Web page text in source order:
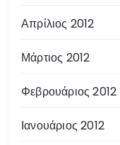
Απρίλιος 2012
Μάρτιος 2012
Φεβρουάριος 2012
Ιανουάριος 2012